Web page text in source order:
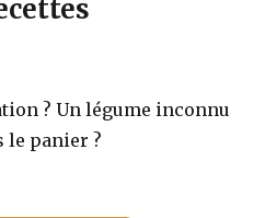
? Un légume inconnu
le panier ?